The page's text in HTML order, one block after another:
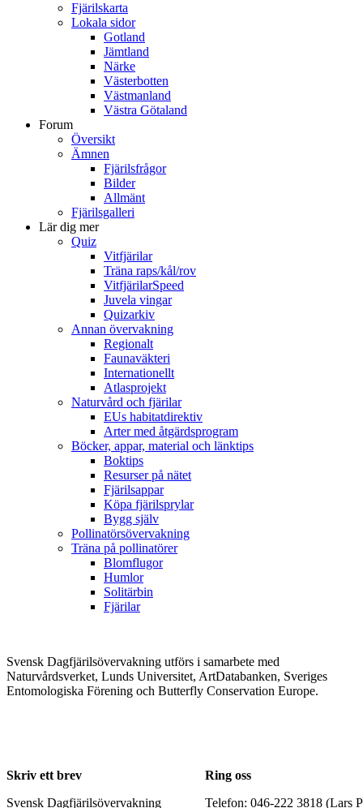
Fjärilskarta
Lokala sidor
Gotland
Jämtland
Närke
Västerbotten
Västmanland
Västra Götaland
Forum
Översikt
Ämnen
Fjärilsfrågor
Bilder
Allmänt
Fjärilsgalleri
Lär dig mer
Quiz
Vitfjärilar
Träna raps/kål/rov
VitfjärilarSpeed
Juvela vingar
Quizarkiv
Annan övervakning
Regionalt
Faunaväkteri
Internationellt
Atlasprojekt
Naturvård och fjärilar
EUs habitatdirektiv
Arter med åtgärdsprogram
Böcker, appar, material och länktips
Boktips
Resurser på nätet
Fjärilsappar
Köpa fjärilsprylar
Bygg själv
Pollinatörsövervakning
Träna på pollinatörer
Blomflugor
Humlor
Solitärbin
Fjärilar
Svensk Dagfjärilsövervakning utförs i samarbete med
Naturvårdsverket, Lunds Universitet, ArtDatabanken, Sveriges
Entomologiska Förening och Butterfly Conservation Europe.
Skriv ett brev
Svensk Dagfjärilsövervakning
Ring oss
Telefon: 046-222 3818 (Lars